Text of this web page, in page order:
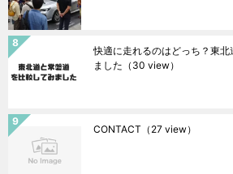
快適に走れるのはどっち？東
ました （30 view）
CONTACT （27 view）